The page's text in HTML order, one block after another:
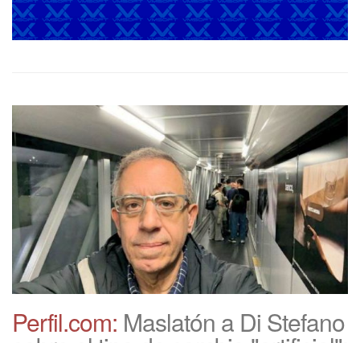
Perfil.com: Maslatón a Di Stefano